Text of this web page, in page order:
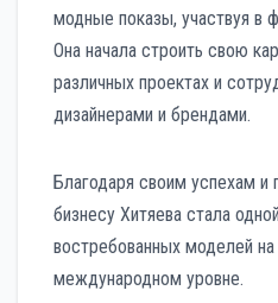
модные показы, участвуя в
Она начала строить свою
различных проектах и
дизайнерами и брендами.
Благодаря своим успехам
бизнесу Хитяева стала
востребованных моделей
международном уровне.